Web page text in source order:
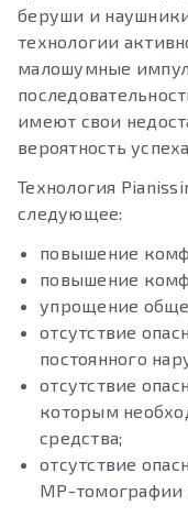
беруши и
технологии
малошумные
имеют свои
вероятность
Технология
следующее:
повышение
повышение
упрощение
отсутствие
постоянного
отсутствие
которым
средства;
отсутствие
МР-томографии